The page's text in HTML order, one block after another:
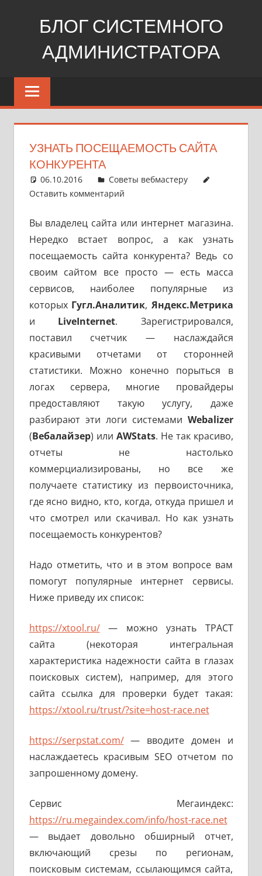
БЛОГ СИСТЕМНОГО
АДМИНИСТРАТОРА
Windows,
Linux,
УЗНАТЬ ПОСЕЩАЕМОСТЬ САЙТА
КОНКУРЕНТА
06.10.2016 pike777
Советы вебмастеру
Оставить комментарий
Вы владелец сайта или интернет магазина.
Нередко встает вопрос, а как узнать
посещаемость сайта конкурента? Ведь со
своим сайтом все просто — есть масса
сервисов, наиболее популярные из
которых Гугл.Аналитик, Яндекс.Метрика
и LiveInternet. Зарегистрировался,
поставил счетчик — наслаждайся
красивыми отчетами от сторонней
статистики. Можно конечно порыться в
логах сервера, многие провайдеры
предоставляют такую услугу, даже
разбирают эти логи системами Webalizer
(Вебалайзер) или AWStats. Не так красиво,
отчеты не настолько
коммерциализированы, но все же
получаете статистику из первоисточника,
где ясно видно, кто, когда, откуда пришел и
что смотрел или скачивал. Но как узнать
посещаемость конкурентов?
Надо отметить, что и в этом вопросе вам
помогут популярные интернет сервисы.
Ниже приведу их список:
https://xtool.ru/— можно узнать ТРАСТ
сайта (некоторая интегральная
характеристика надежности сайта в глазах
поисковых систем), например, для этого
сайта ссылка для проверки будет такая:
https://xtool.ru/trust/?site=host-race.net
https://serpstat.com/— вводите домен и
наслаждаетесь красивым SEO отчетом по
запрошенному домену.
Сервис Мегаиндекс:
https://ru.megaindex.com/info/host-race.net
— выдает довольно обширный отчет,
включающий срезы по регионам,
поисковым системам, ссылающимся сайта,